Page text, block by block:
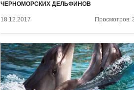
ЧЕРНОМОРСКИХ ДЕЛЬФИНОВ
18.12.2017 Просмотров: